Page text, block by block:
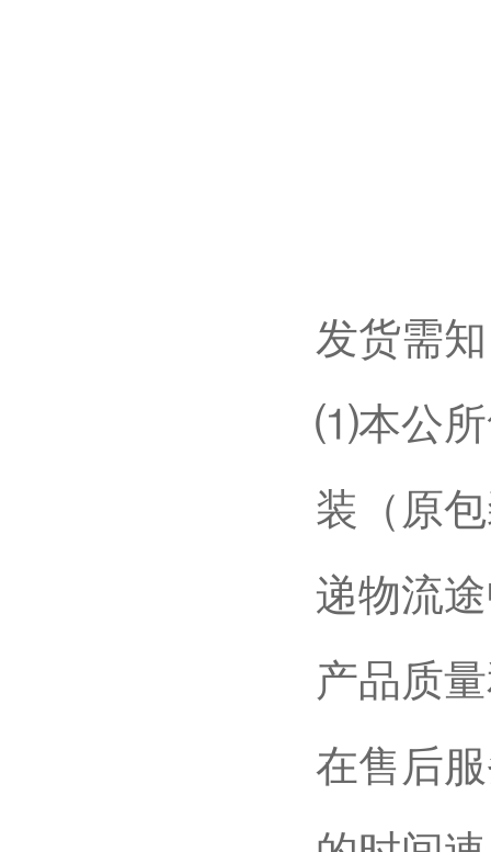
发货需
⑴本公所
装（原
递物流
产品质
在售后